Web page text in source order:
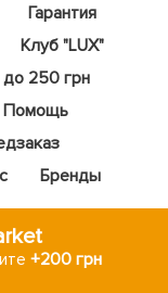
Гарантия
Клуб "LUX"
250 грн
Помощь
Бренды
+200 грн